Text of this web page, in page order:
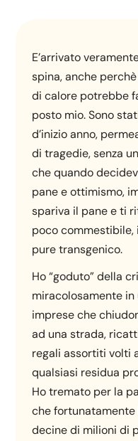
E’arrivato
spina, anche
di calore potrebbe
posto mio. Sono
d’inizio anno,
di tragedie, senza
che quando
pane e ottimismo,
spariva il pane e ti
poco
pure transgenico.
Ho “goduto” della
miracolosamente
imprese che
ad una strada,
regali assortiti volti
qualsiasi residua
Ho tremato per la
che
decine di milioni di